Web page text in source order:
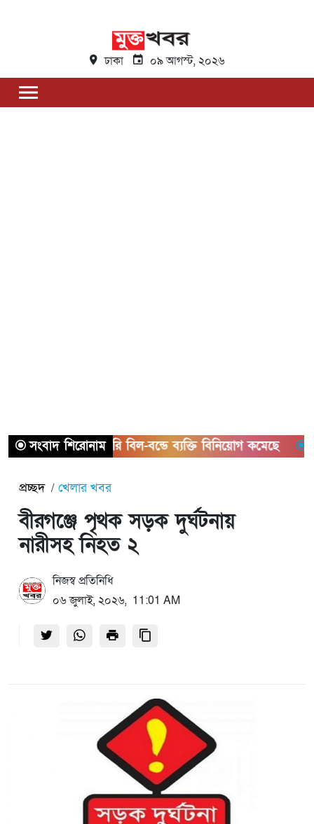
ঢাকা ০৯ আগস্ট, ২০২৬
সংবাদ শিরোনাম
ট্রেজারি বিল-বন্ডে ব্যক্তি বিনিয়োগ কমেছে
প্রচ্ছদ খেলার খবর
বীরগঞ্জে পৃথক সড়ক দুর্ঘটনায়
নারীসহ নিহত ২
নিজস্ব প্রতিনিধি
০৬ জুলাই, ২০২৬, 11:01 AM